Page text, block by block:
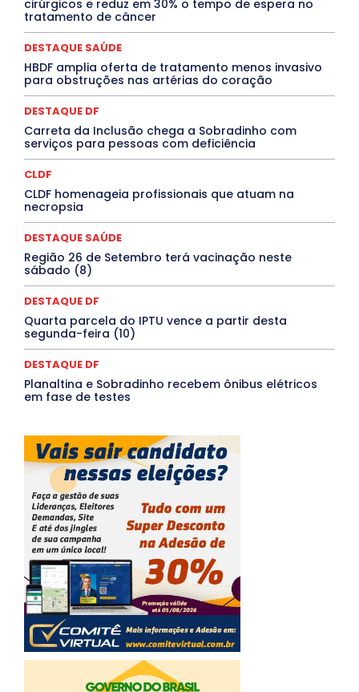
Especial Espírito Santo ESPORTE
ESTÁGIO
EVENTOS
EXPOSIÇÃO
Febre Oropouche
FILMES
Goiás
INTELIGÊNCIA ARTIFICIAL
Jogos Online
JUDICIÁRIO LITERATURA
Maranhão
Marburg
Mato Grosso
Mato Grosso do Sul
MEIO AMBIENTE
Minas Gerais MOBILIDADE
MPOX
MÚSICA
PROCESSO SELETIVO
PUBLIEDITORIAL
QUALIFICAÇÃO PROFISSIONAL
Saúde Agora
SEGURANÇA
Soltando o Verbo
Tocantins
Utilidade Pública ZikaVirus
Mais
cirúrgicos e reduz em 30% o tempo de espera no
tratamento de câncer
DESTAQUE SAÚDE
HBDF amplia oferta de tratamento menos invasivo
para obstruções nas artérias do coração
DESTAQUE DF
Carreta da Inclusão chega a Sobradinho com
serviços para pessoas com deficiência
CLDF
CLDF homenageia profissionais que atuam na
necropsia
DESTAQUE SAÚDE
Região 26 de Setembro terá vacinação neste
sábado (8)
DESTAQUE DF
Quarta parcela do IPTU vence a partir desta
segunda-feira (10)
DESTAQUE DF
Planaltina e Sobradinho recebem ônibus elétricos
em fase de testes